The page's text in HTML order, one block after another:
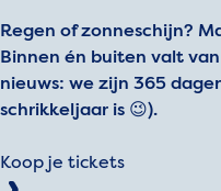
Regen of zonneschijn?
Binnen én buiten valt
nieuws: we zijn 365
schrikkeljaar is 😉).
Koop je tickets